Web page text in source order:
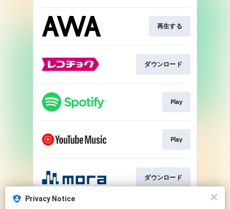
再生する
ダウンロード
Play
Play
ダウンロード
Privacy Notice